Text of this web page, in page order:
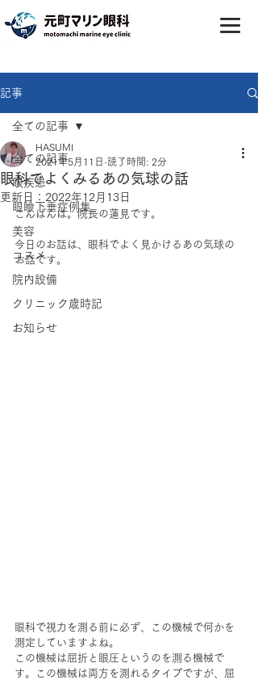
記事
全ての記事
眼疾患
眼瞼下垂症例集
美容
コスメ
院内設備
クリニック歳時記
お知らせ
全ての記事
眼科でよくみるあの気球の話
HASUMI
2021年5月11日 読了時間: 2分
更新日： 2022年12月13日
こんばんは。院長の蓮見です。
今日のお話は、眼科でよく見かけるあの気球の
お話です。
眼科で視力を測る前に必ず、この機械で何かを
測定していますよね。
この機械は屈折と眼圧というのを測る機械で
す。この機械は両方を測れるタイプですが、屈